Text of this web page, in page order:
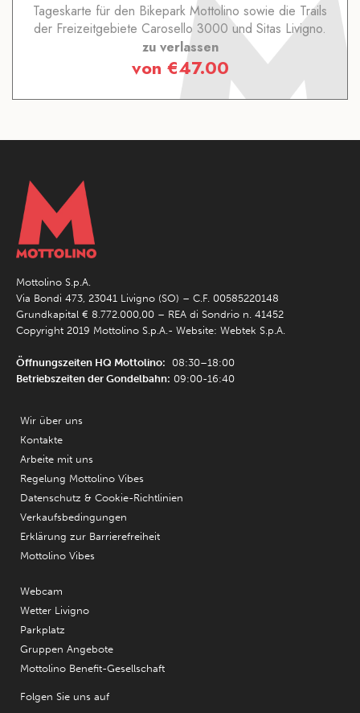
Tageskarte für den Bikepark Mottolino sowie die Trails
der Freizeitgebiete Carosello 3000 und Sitas Livigno.
zu verlassen
von €47.00
Mottolino S.p.A.
Via Bondi 473, 23041 Livigno (SO) – C.F. 00585220148
Grundkapital € 8.772.000,00 – REA di Sondrio n. 41452
Copyright 2019 Mottolino S.p.A.- Website: Webtek S.p.A.
Öffnungszeiten HQ Mottolino: 08:30–18:00
Betriebszeiten der Gondelbahn: 09:00-16:40
Wir über uns
Kontakte
Arbeite mit uns
Regelung Mottolino Vibes
Datenschutz & Cookie-Richtlinien
Verkaufsbedingungen
Erklärung zur Barrierefreiheit
Mottolino Vibes
Webcam
Wetter Livigno
Parkplatz
Gruppen Angebote
Mottolino Benefit-Gesellschaft
Folgen Sie uns auf